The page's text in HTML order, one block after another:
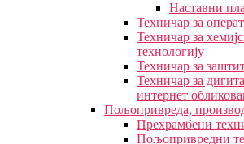
Наставни
Техничар за
Техничар за
технологију
Техничар за
Техничар за
интернет
Пољопривреда,
Прехрамбени
Пољопривредни